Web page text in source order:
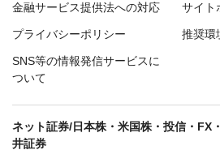
金融サービス提供法への対応 サイト
プライバシーポリシー 推奨環
SNS等の情報発信サービスに
ついて
ネット証券/日本株・米国株・投信・FX
井証券